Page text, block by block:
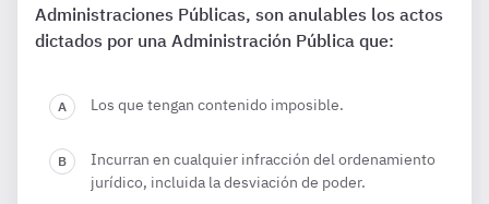
Administraciones Públicas, son anulables los actos
dictados por una Administración Pública que:
Los que tengan contenido imposible.
Incurran en cualquier infracción del ordenamiento
jurídico, incluida la desviación de poder.